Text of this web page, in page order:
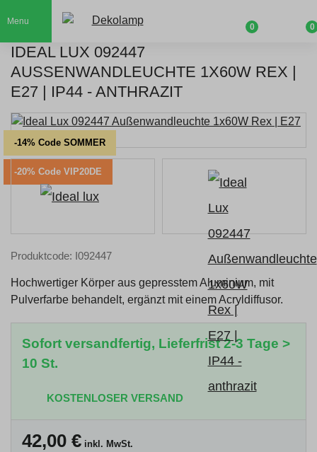
Menu
0 0
IDEAL LUX 092447
AUSSENWANDLEUCHTE 1X60W REX | E
27 | IP44 - ANTHRAZIT
-14% Code SOMMER
-20% Code VIP20DE
Produktcode: I092447
Hochwertiger Körper aus gepresstem Aluminium, mit
Pulverfarbe behandelt, ergänzt mit einem Acryldiffusor.
Sofort versandfertig, Lieferfrist 2-3 Tage >
10 St.
KOSTENLOSER VERSAND
42,00 € inkl. MwSt.